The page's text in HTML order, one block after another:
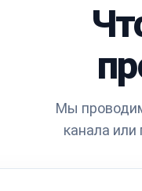
Мы
канала